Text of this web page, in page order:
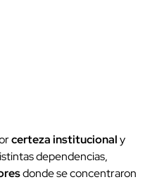
certeza institucionaly
dependencias,
donde se concentraron